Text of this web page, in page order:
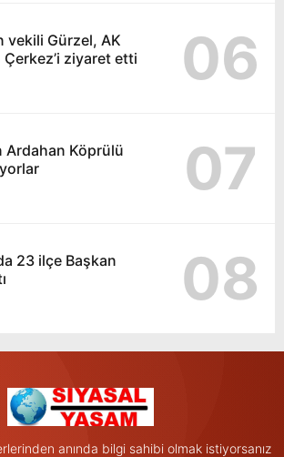
vekili Gürzel, AK
Çerkez’i ziyaret etti
06
Ardahan Köprülü
07
23 ilçe Başkan
08
anında bilgi sahibi olmak istiyorsanız